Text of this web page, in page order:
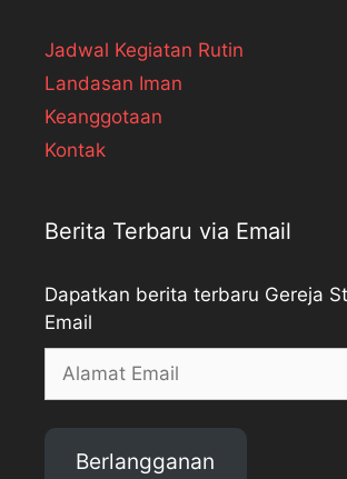
Jadwal Kegiatan Rutin
Landasan Iman
Keanggotaan
Kontak
Berita Terbaru via Email
Dapatkan berita terbaru Gereja
Email
Email
Berlangganan